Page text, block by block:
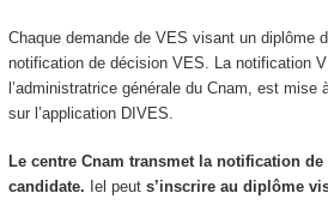
Chaque demande de VES visant un diplôme
notification de décision VES. La notification
l’administratrice générale du Cnam, est mise
sur l’application DIVES.
Le centre Cnam transmet la notification
candidate. Iel peut s’inscrire au diplôme